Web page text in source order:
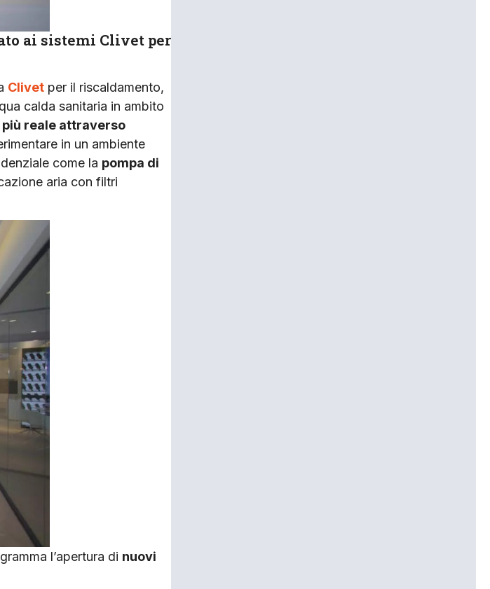
ai sistemi Clivet per
Clivet per il riscaldamento,
calda sanitaria in ambito
reale attraverso
in un ambiente
come la pompa di
aria con filtri
l’apertura di nuovi